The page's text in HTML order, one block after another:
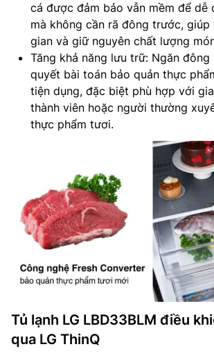
cá được đảm bảo vẫn mềm để dễ
mà không cần rã đông trước,
gian và giữ nguyên chất lượng
Tăng khả năng lưu trữ: Ngăn đông
quyết bài toán bảo quản thực
tiện dụng, đặc biệt phù hợp với
thành viên hoặc người thường
thực phẩm tươi.
Tủ lạnh LG LBD33BLM điều
qua LG ThinQ